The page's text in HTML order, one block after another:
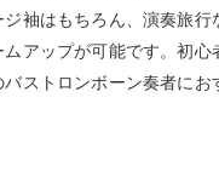
袖はもちろん、演奏旅行
アップが可能です。初心
ストロンボーン奏者にお